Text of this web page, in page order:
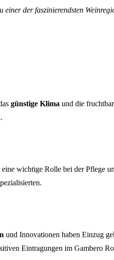
der faszinierendsten
günstige Klima und die
wichtige Rolle bei der Pflege
und Innovationen haben Einzug
Eintragungen im Gambero